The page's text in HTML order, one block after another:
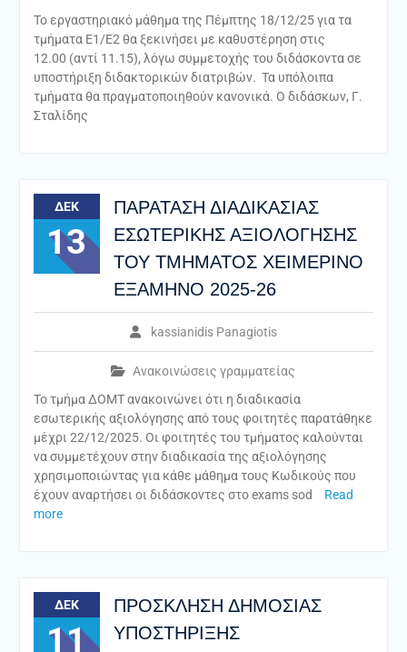
Το εργαστηριακό μάθημα της Πέμπτης 18/12/25 για τα
τμήματα Ε1/Ε2 θα ξεκινήσει με καθυστέρηση στις
12.00 (αντί 11.15), λόγω συμμετοχής του διδάσκοντα σε
υποστήριξη διδακτορικών διατριβών. Τα υπόλοιπα
τμήματα θα πραγματοποιηθούν κανονικά. Ο διδάσκων, Γ.
Σταλίδης
ΔΕΚ
13
ΠΑΡΑΤΑΣΗ ΔΙΑΔΙΚΑΣΙΑΣ
ΕΣΩΤΕΡΙΚΗΣ ΑΞΙΟΛΟΓΗΣΗΣ
ΤΟΥ ΤΜΗΜΑΤΟΣ ΧΕΙΜΕΡΙΝΟ
ΕΞΑΜΗΝΟ 2025-26
kassianidis Panagiotis
Ανακοινώσεις γραμματείας
Το τμήμα ΔΟΜΤ ανακοινώνει ότι η διαδικασία
εσωτερικής αξιολόγησης από τους φοιτητές παρατάθηκε
μέχρι 22/12/2025. Οι φοιτητές του τμήματος καλούνται
να συμμετέχουν στην διαδικασία της αξιολόγησης
χρησιμοποιώντας για κάθε μάθημα τους Κωδικούς που
έχουν αναρτήσει οι διδάσκοντες στο exams sod
Read
more
ΔΕΚ
11
ΠΡΟΣΚΛΗΣΗ ΔΗΜΟΣΙΑΣ
ΥΠΟΣΤΗΡΙΞΗΣ